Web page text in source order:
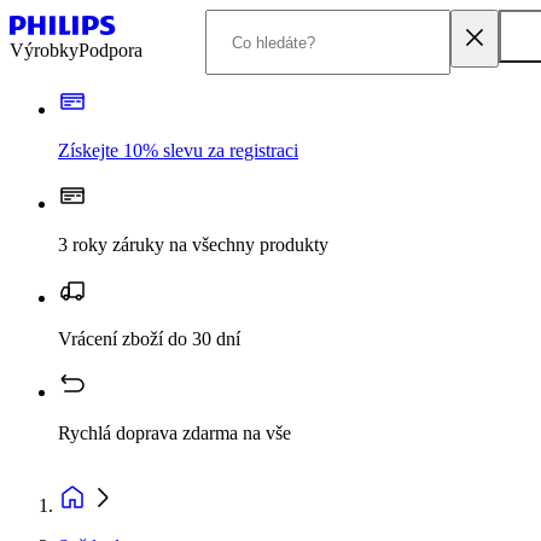
VýrobkyPodpora
Získejte 10% slevu za registraci
3 roky záruky na všechny produkty
Vrácení zboží do 30 dní
Rychlá doprava zdarma na vše